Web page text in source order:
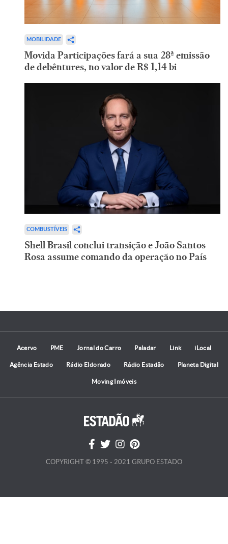
MOBILIDADE
Movida Participações fará a sua 28ª emissão
de debêntures, no valor de R$ 1,14 bi
COMBUSTÍVEIS
Shell Brasil conclui transição e João Santos
Rosa assume comando da operação no País
Acervo PME Jornal do Carro Paladar Link iLocal
Agência Estado Rádio Eldorado Rádio Estadão Planeta Digital
Moving Imóveis
COPYRIGHT © 1995 - 2021 GRUPO ESTADO